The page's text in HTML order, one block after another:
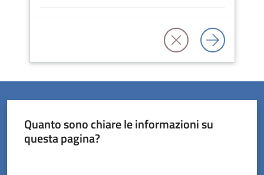
argomenti
Seguici
Quanto sono chiare le informazioni su
questa pagina?